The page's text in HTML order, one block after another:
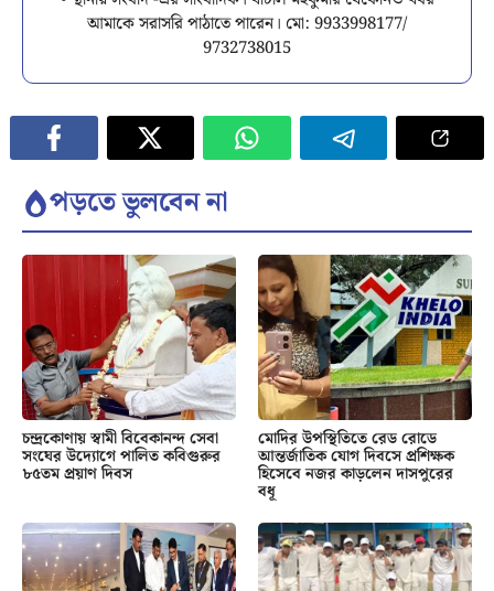
আমাকে সরাসরি পাঠাতে পারেন। মো: 9933998177/
9732738015
পড়তে ভুলবেন না
চন্দ্রকোণায় স্বামী বিবেকানন্দ সেবা
সংঘের উদ্যোগে পালিত কবিগুরুর
৮৫তম প্রয়াণ দিবস
মোদির উপস্থিতিতে রেড রোডে
আন্তর্জাতিক যোগ দিবসে প্রশিক্ষক
হিসেবে নজর কাড়লেন দাসপুরের
বধূ